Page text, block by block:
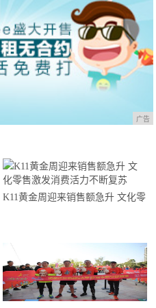
广告
K11黄金周迎来销售额急升 文化零